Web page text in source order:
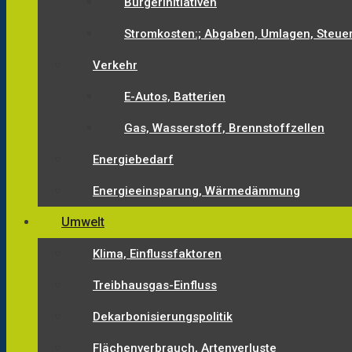
Stromkosten:; Abgaben, Umlagen,
Verkehr
E-Autos, Batterien
Gas, Wasserstoff, Brennstoffzellen
Energiebedarf
Energieeinsparung, Wärmedämmung
Umwelt
Klima, Einflussfaktoren
Treibhausgas-Einfluss
Dekarbonisierungspolitik
Flächenverbrauch, Artenverluste